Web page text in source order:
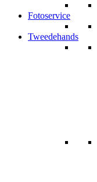
Fotoservice
Tweedehands